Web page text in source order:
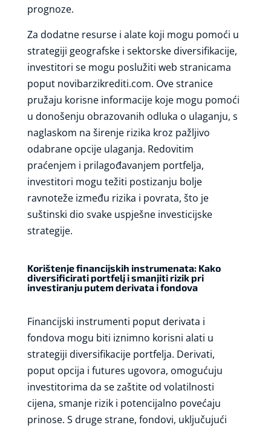
prognoze.
Za dodatne resurse i alate koji mogu pomoći u
strategiji geografske i sektorske diversifikacije,
investitori se mogu poslužiti web stranicama
poput novibarzikrediti.com. Ove stranice
pružaju korisne informacije koje mogu pomoći
u donošenju obrazovanih odluka o ulaganju, s
naglaskom na širenje rizika kroz pažljivo
odabrane opcije ulaganja. Redovitim
praćenjem i prilagođavanjem portfelja,
investitori mogu težiti postizanju bolje
ravnoteže između rizika i povrata, što je
suštinski dio svake uspješne investicijske
strategije.
Korištenje financijskih instrumenata: Kako
diversificirati portfelj i smanjiti rizik pri
investiranju putem derivata i fondova
Financijski instrumenti poput derivata i
fondova mogu biti iznimno korisni alati u
strategiji diversifikacije portfelja. Derivati,
poput opcija i futures ugovora, omogućuju
investitorima da se zaštite od volatilnosti
cijena, smanje rizik i potencijalno povećaju
prinose. S druge strane, fondovi, uključujući